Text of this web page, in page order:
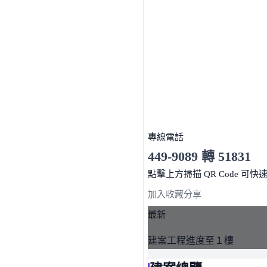
專線電話
449-9089 轉 51831
服務時間 10:00～19:00
加入收藏分享
最新
建案工程進度至１樓